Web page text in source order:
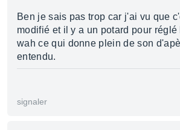
Ben je sais pas trop car j'ai vu que
modifié et il y a un potard pour réglé
wah ce qui donne plein de son
entendu.
signaler